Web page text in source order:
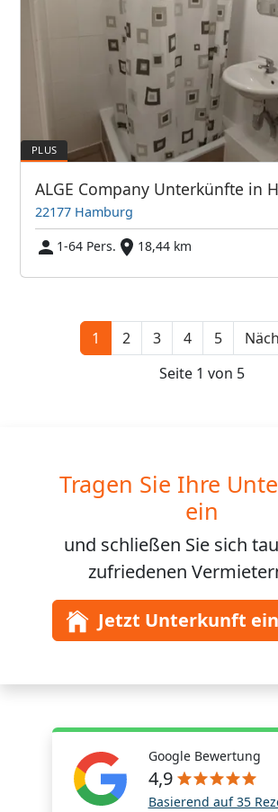
22177 Hamburg
1-64 Pers.
18,44 km
1 2 3 4 5
Seite 1 von 5
Tragen Sie Ihre
ein
und schließen Sie sich
zufriedenen
Jetzt Unterkunft
Google Bewertung
4,9
Basierend auf 35